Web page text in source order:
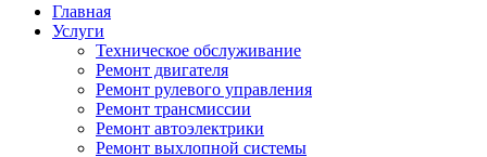
Главная
Услуги
Техническое обслуживание
Ремонт двигателя
Ремонт рулевого управления
Ремонт трансмиссии
Ремонт автоэлектрики
Ремонт выхлопной системы